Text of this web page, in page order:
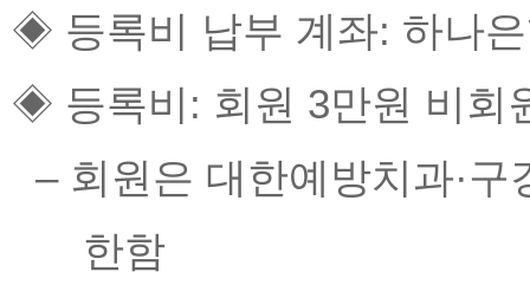
◈ 등록비 납부 계좌: 하나
◈ 등록비: 회원 3만원 비회
– 회원은 대한예방치과·
한함